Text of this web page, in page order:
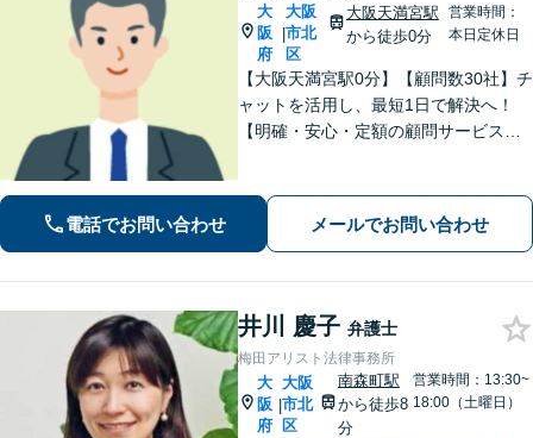
大
阪
府
|
大阪
市北
区
大阪天満宮駅
から徒歩0分
営業時間：
本日定休日
【大阪天満宮駅0分】【顧問数30社】チ
ャットを活用し、最短1日で解決へ！
【明確・安心・定額の顧問サービス】
者さまの負担を減らし、皆さまにとっ
て最善の解決を目指します【休日・夜
電話でお問い合わせ メールでお問い合わせ
井川 慶子 弁護士
梅田アリスト法律事務所
大
阪
府
|
大阪
市北
区
南森町駅
から徒歩8
分
営業時間：13:30~
18:00（土曜日）